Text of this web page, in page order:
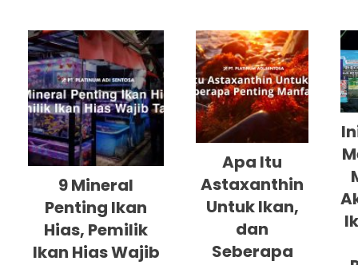
9 Mineral
Penting Ikan
Hias, Pemilik
Ikan Hias Wajib
Apa Itu
Astaxanthin
Untuk Ikan,
dan
Seberapa